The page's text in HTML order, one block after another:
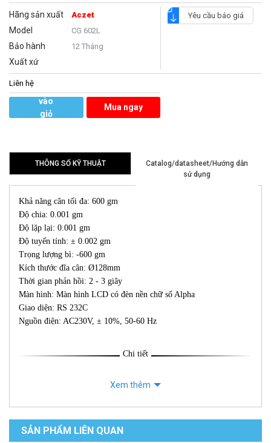
Hãng sản xuất Aczet
Model CG 602L
Bảo hành 12 Tháng
Xuất xứ
Yêu cầu báo giá
Liên hệ
vào
giỏ
Mua ngay
THÔNG SỐ KỸ THUẬT
Catalog/datasheet/Hướng dẫn
sử dụng
Khả năng cân tối đa: 600 gm
Độ chia: 0.001 gm
Độ lặp lại: 0.001 gm
Độ tuyến tính: ± 0.002 gm
Trọng lượng bì: -600 gm
Kích thước đĩa cân: Ø128mm
Thời gian phản hồi: 2 - 3 giây
Màn hình: Màn hình LCD có đèn nền chữ số Alpha
Giao diện: RS 232C
Nguồn điện: AC230V, ± 10%, 50-60 Hz
Chi tiết
Xem thêm
SẢN PHẨM LIÊN QUAN